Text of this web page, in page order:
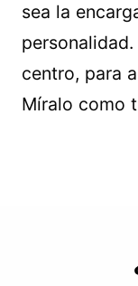
sea la
centro, para
Míralo como